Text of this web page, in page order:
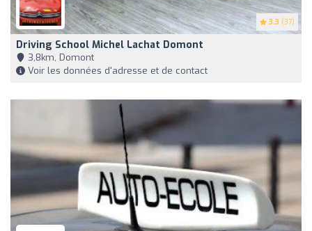
3.3 (37)
Driving School Michel Lachat Domont
3,8km, Domont
Voir les données d'adresse et de contact